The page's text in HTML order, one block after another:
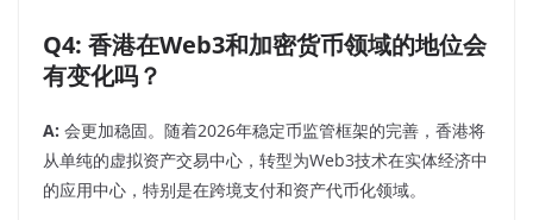
Q4: 香港在Web3和加密货币领域的地位会
有变化吗？
A: 会更加稳固。随着2026年稳定币监管框架的完善，香港将
从单纯的虚拟资产交易中心，转型为Web3技术在实体经济中
的应用中心，特别是在跨境支付和资产代币化领域。